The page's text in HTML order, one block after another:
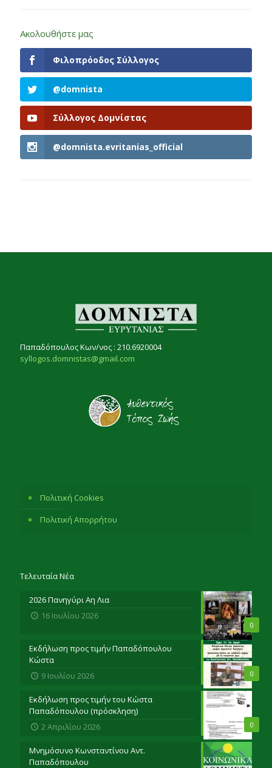
Ακολουθήστε μας
Φιλοπρόοδος Σύλλογος
@domnista
Σύλλογος Δομνίστας
@domnista.evritanias_official
Παπαδόπουλος Κων/νος : 210.6920004
syllogos.domnistas@gmail.com
Πολιτική Cookies
Πολιτική Απορρήτου
Τελευταία Νέα
0
2026 Πανηγύρι Αη Λια
16 Ιουλίου 2026
0
Εκδήλωση προς τιμήν Παπαδόπουλου
Κώστα
9 Ιουλίου 2026
0
Εκδήλωση προς τιμήν του Κώστα
Παπαδόπουλου (πρόσκληση)
2 Απριλίου 2026
Μνημόσυνο Κωνσταντίνου Αντ.
Παπαδόπουλου